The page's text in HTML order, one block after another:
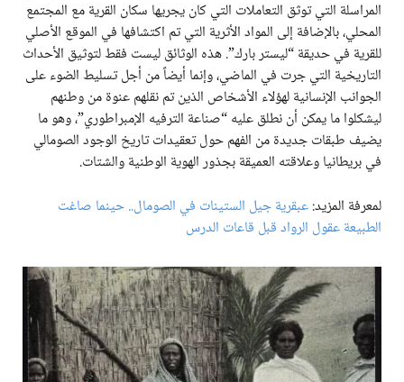
المراسلة التي توثق التعاملات التي كان يجريها سكان القرية مع المجتمع
المحلي، بالإضافة إلى المواد الأثرية التي تم اكتشافها في الموقع الأصلي
للقرية في حديقة “ليستر بارك”. هذه الوثائق ليست فقط لتوثيق الأحداث
التاريخية التي جرت في الماضي، وإنما أيضاً من أجل تسليط الضوء على
الجوانب الإنسانية لهؤلاء الأشخاص الذين تم نقلهم عنوة من وطنهم
ليشكلوا ما يمكن أن نطلق عليه “صناعة الترفيه الإمبراطوري”، وهو ما
يضيف طبقات جديدة من الفهم حول تعقيدات تاريخ الوجود الصومالي
في بريطانيا وعلاقته العميقة بجذور الهوية الوطنية والشتات.
لمعرفة المزيد:عبقرية جيل الستينات في الصومال.. حينما صاغت
الطبيعة عقول الرواد قبل قاعات الدرس